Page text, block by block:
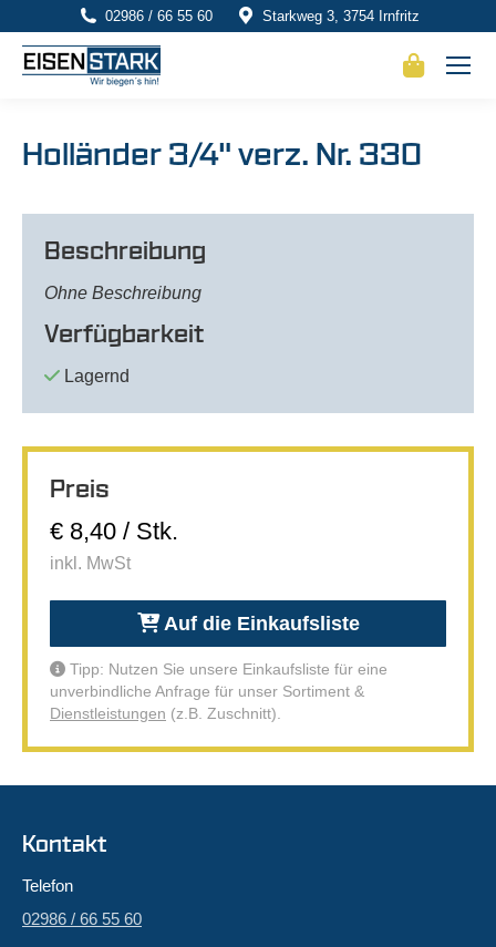
02986 / 66 55 60 Starkweg 3, 3754 Irnfritz
Holländer 3/4" verz. Nr. 330
Beschreibung
Ohne Beschreibung
Verfügbarkeit
Lagernd
Preis
€ 8,40 / Stk.
inkl. MwSt
Auf die Einkaufsliste
Tipp: Nutzen Sie unsere Einkaufsliste für eine
unverbindliche Anfrage für unser Sortiment &
Dienstleistungen (z.B. Zuschnitt).
Kontakt
Telefon
02986 / 66 55 60